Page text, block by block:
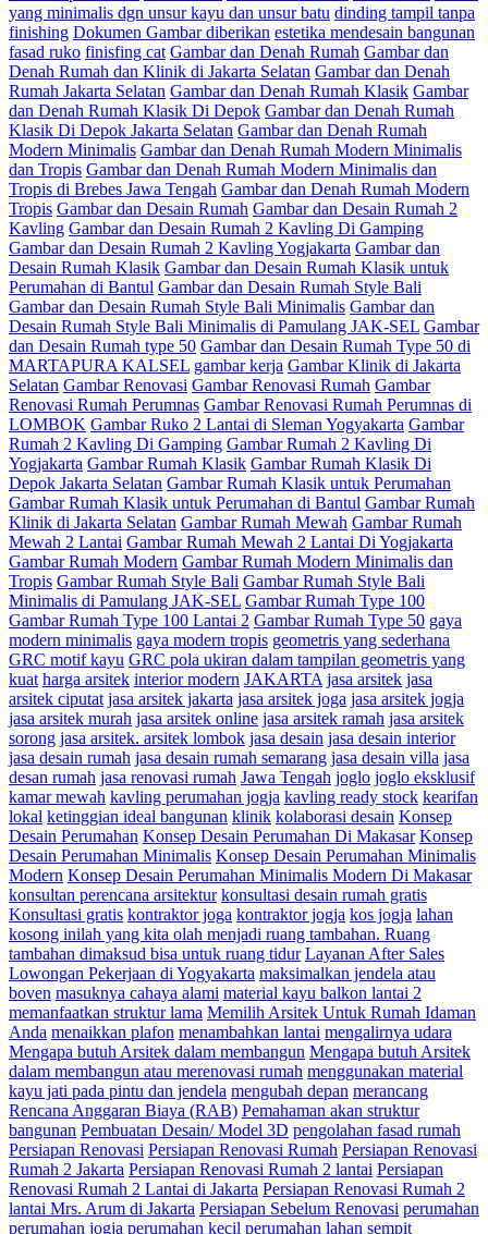
yang minimalis dgn unsur kayu dan unsur batu dinding tampil tanpa
finishing Dokumen Gambar diberikan estetika mendesain bangunan
fasad ruko finisfing cat Gambar dan Denah Rumah Gambar dan
Denah Rumah dan Klinik di Jakarta Selatan Gambar dan Denah
Rumah Jakarta Selatan Gambar dan Denah Rumah Klasik Gambar
dan Denah Rumah Klasik Di Depok Gambar dan Denah Rumah
Klasik Di Depok Jakarta Selatan Gambar dan Denah Rumah
Modern Minimalis Gambar dan Denah Rumah Modern Minimalis
dan Tropis Gambar dan Denah Rumah Modern Minimalis dan
Tropis di Brebes Jawa Tengah Gambar dan Denah Rumah Modern
Tropis Gambar dan Desain Rumah Gambar dan Desain Rumah 2
Kavling Gambar dan Desain Rumah 2 Kavling Di Gamping
Gambar dan Desain Rumah 2 Kavling Yogjakarta Gambar dan
Desain Rumah Klasik Gambar dan Desain Rumah Klasik untuk
Perumahan di Bantul Gambar dan Desain Rumah Style Bali
Gambar dan Desain Rumah Style Bali Minimalis Gambar dan
Desain Rumah Style Bali Minimalis di Pamulang JAK-SEL Gambar
dan Desain Rumah type 50 Gambar dan Desain Rumah Type 50 di
MARTAPURA KALSEL gambar kerja Gambar Klinik di Jakarta
Selatan Gambar Renovasi Gambar Renovasi Rumah Gambar
Renovasi Rumah Perumnas Gambar Renovasi Rumah Perumnas di
LOMBOK Gambar Ruko 2 Lantai di Sleman Yogyakarta Gambar
Rumah 2 Kavling Di Gamping Gambar Rumah 2 Kavling Di
Yogjakarta Gambar Rumah Klasik Gambar Rumah Klasik Di
Depok Jakarta Selatan Gambar Rumah Klasik untuk Perumahan
Gambar Rumah Klasik untuk Perumahan di Bantul Gambar Rumah
Klinik di Jakarta Selatan Gambar Rumah Mewah Gambar Rumah
Mewah 2 Lantai Gambar Rumah Mewah 2 Lantai Di Yogjakarta
Gambar Rumah Modern Gambar Rumah Modern Minimalis dan
Tropis Gambar Rumah Style Bali Gambar Rumah Style Bali
Minimalis di Pamulang JAK-SEL Gambar Rumah Type 100
Gambar Rumah Type 100 Lantai 2 Gambar Rumah Type 50 gaya
modern minimalis gaya modern tropis geometris yang sederhana
GRC motif kayu GRC pola ukiran dalam tampilan geometris yang
kuat harga arsitek interior modern JAKARTA jasa arsitek jasa
arsitek ciputat jasa arsitek jakarta jasa arsitek joga jasa arsitek jogja
jasa arsitek murah jasa arsitek online jasa arsitek ramah jasa arsitek
sorong jasa arsitek. arsitek lombok jasa desain jasa desain interior
jasa desain rumah jasa desain rumah semarang jasa desain villa jasa
desan rumah jasa renovasi rumah Jawa Tengah joglo joglo eksklusif
kamar mewah kavling perumahan jogja kavling ready stock kearifan
lokal ketinggian ideal bangunan klinik kolaborasi desain Konsep
Desain Perumahan Konsep Desain Perumahan Di Makasar Konsep
Desain Perumahan Minimalis Konsep Desain Perumahan Minimalis
Modern Konsep Desain Perumahan Minimalis Modern Di Makasar
konsultan perencana arsitektur konsultasi desain rumah gratis
Konsultasi gratis kontraktor joga kontraktor jogja kos jogja lahan
kosong inilah yang kita olah menjadi ruang tambahan. Ruang
tambahan dimaksud bisa untuk ruang tidur Layanan After Sales
Lowongan Pekerjaan di Yogyakarta maksimalkan jendela atau
boven masuknya cahaya alami material kayu balkon lantai 2
memanfaatkan struktur lama Memilih Arsitek Untuk Rumah Idaman
Anda menaikkan plafon menambahkan lantai mengalirnya udara
Mengapa butuh Arsitek dalam membangun Mengapa butuh Arsitek
dalam membangun atau merenovasi rumah menggunakan material
kayu jati pada pintu dan jendela mengubah depan merancang
Rencana Anggaran Biaya (RAB) Pemahaman akan struktur
bangunan Pembuatan Desain/ Model 3D pengolahan fasad rumah
Persiapan Renovasi Persiapan Renovasi Rumah Persiapan Renovasi
Rumah 2 Jakarta Persiapan Renovasi Rumah 2 lantai Persiapan
Renovasi Rumah 2 Lantai di Jakarta Persiapan Renovasi Rumah 2
lantai Mrs. Arum di Jakarta Persiapan Sebelum Renovasi perumahan
perumahan jogja perumahan kecil perumahan lahan sempit